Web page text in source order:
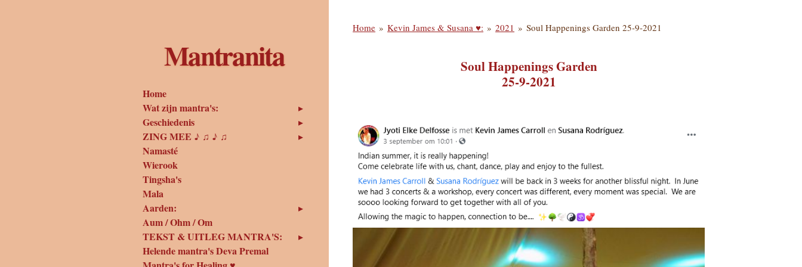
Home » Kevin James & Susana ♥: » 2021 » Soul Happenings Garden 25-9-2021
Soul Happenings Garden
25-9-2021
Mantranita
Home
Wat zijn mantra's:
Geschiedenis
ZING MEE ♪ ♫ ♪ ♫
Namasté
Wierook
Tingsha's
Mala
Aarden:
Aum / Ohm / Om
TEKST & UITLEG MANTRA'S:
Helende mantra's Deva Premal